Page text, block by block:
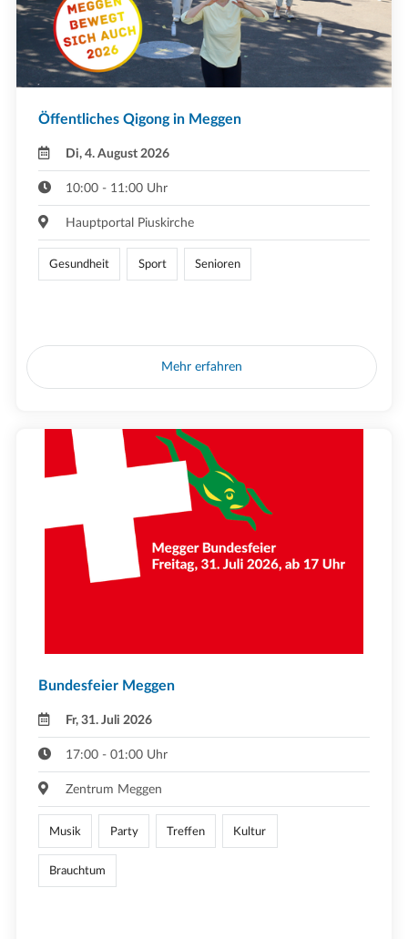
Öffentliches Qigong in Meggen
Di, 4. August 2026
10:00 - 11:00 Uhr
Hauptportal Piuskirche
Gesundheit Sport Senioren
Mehr erfahren
Bundesfeier Meggen
Fr, 31. Juli 2026
17:00 - 01:00 Uhr
Zentrum Meggen
Musik Party Treffen Kultur
Brauchtum